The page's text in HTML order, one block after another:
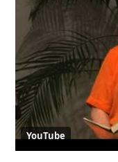
YouTube